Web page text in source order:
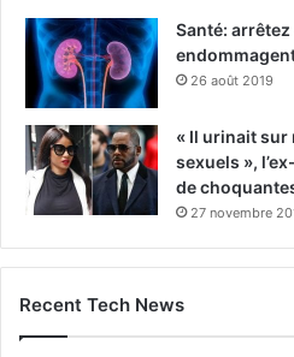
Santé:
26 août 2019
« Il urinait
sexuels »,
de
27 novembre
Recent Tech News